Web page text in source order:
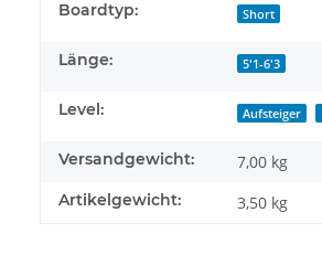
Boardtyp: Short
Länge: 5'1-6'3
Level: Aufsteiger
Versandgewicht: 7,00 kg
Artikelgewicht: 3,50 kg